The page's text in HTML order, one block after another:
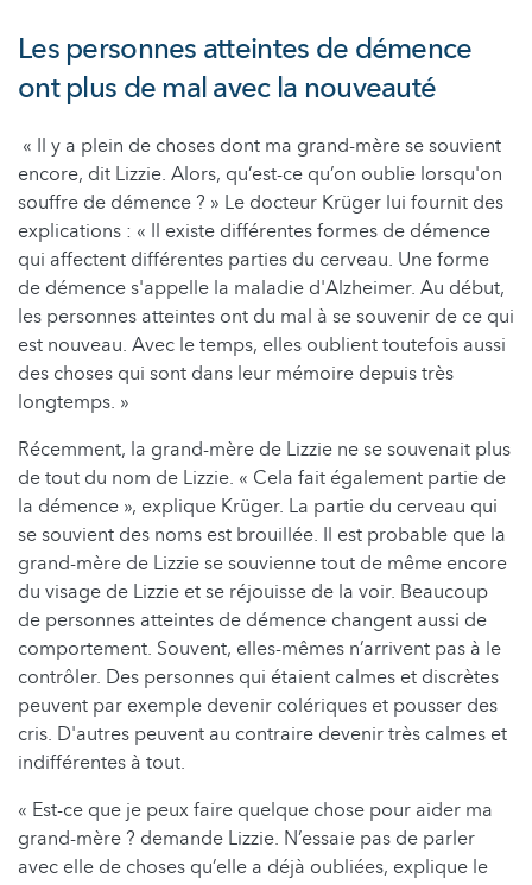
Les personnes atteintes de démence
ont plus de mal avec la nouveauté
« Il y a plein de choses dont ma grand-mère se souvient
encore, dit Lizzie. Alors, qu’est-ce qu’on oublie lorsqu'on
souffre de démence ? » Le docteur Krüger lui fournit des
explications : « Il existe différentes formes de démence
qui affectent différentes parties du cerveau. Une forme
de démence s'appelle la maladie d'Alzheimer. Au début,
les personnes atteintes ont du mal à se souvenir de ce qui
est nouveau. Avec le temps, elles oublient toutefois aussi
des choses qui sont dans leur mémoire depuis très
longtemps. »
Récemment, la grand-mère de Lizzie ne se souvenait plus
de tout du nom de Lizzie. « Cela fait également partie de
la démence », explique Krüger. La partie du cerveau qui
se souvient des noms est brouillée. Il est probable que la
grand-mère de Lizzie se souvienne tout de même encore
du visage de Lizzie et se réjouisse de la voir. Beaucoup
de personnes atteintes de démence changent aussi de
comportement. Souvent, elles-mêmes n’arrivent pas à le
contrôler. Des personnes qui étaient calmes et discrètes
peuvent par exemple devenir colériques et pousser des
cris. D'autres peuvent au contraire devenir très calmes et
indifférentes à tout.
« Est-ce que je peux faire quelque chose pour aider ma
grand-mère ? demande Lizzie. N’essaie pas de parler
avec elle de choses qu’elle a déjà oubliées, explique le